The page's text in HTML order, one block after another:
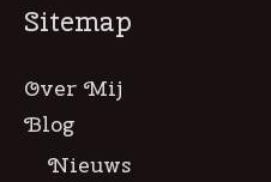
Sitemap
Over Mij
Blog
Nieuws